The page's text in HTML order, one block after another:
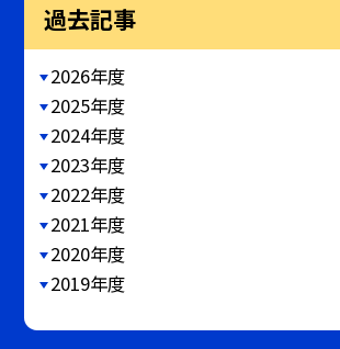
過去記事
2026年度
2025年度
2024年度
2023年度
2022年度
2021年度
2020年度
2019年度